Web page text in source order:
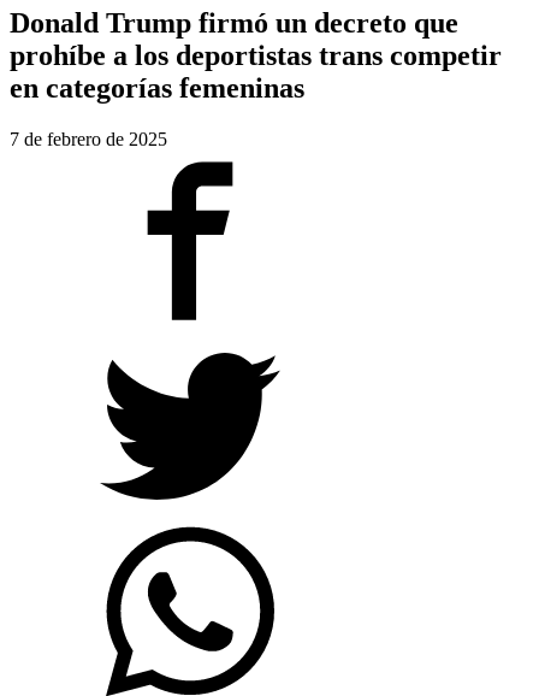
Donald Trump firmó un decreto que
prohíbe a los deportistas trans competir
en categorías femeninas
7 de febrero de 2025